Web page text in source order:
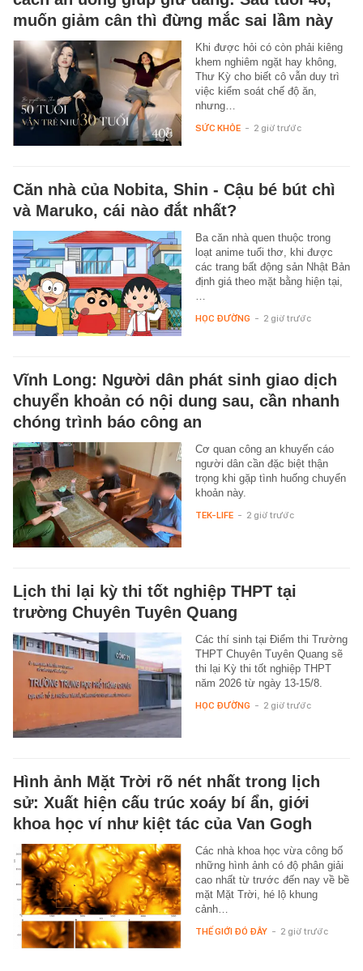
muốn giảm cân thì đừng mắc sai lầm này
Khi được hỏi có còn phải kiêng
khem nghiêm ngặt hay không,
Thư Kỳ cho biết cô vẫn duy trì
việc kiểm soát chế độ ăn,
nhưng…
SỨC KHỎE - 2 giờ trước
Căn nhà của Nobita, Shin - Cậu bé bút chì
và Maruko, cái nào đắt nhất?
Ba căn nhà quen thuộc trong
loạt anime tuổi thơ, khi được
các trang bất động sản Nhật Bản
định giá theo mặt bằng hiện tại,
HỌC ĐƯỜNG - 2 giờ trước
Vĩnh Long: Người dân phát sinh giao dịch
chuyển khoản có nội dung sau, cần nhanh
chóng trình báo công an
Cơ quan công an khuyến cáo
người dân cần đặc biệt thận
trọng khi gặp tình huống chuyển
khoản này.
TEK-LIFE - 2 giờ trước
Lịch thi lại kỳ thi tốt nghiệp THPT tại
trường Chuyên Tuyên Quang
Các thí sinh tại Điểm thi Trường
THPT Chuyên Tuyên Quang sẽ
thi lại Kỳ thi tốt nghiệp THPT
năm 2026 từ ngày 13-15/8.
HỌC ĐƯỜNG - 2 giờ trước
Hình ảnh Mặt Trời rõ nét nhất trong lịch
sử: Xuất hiện cấu trúc xoáy bí ẩn, giới
khoa học ví như kiệt tác của Van Gogh
Các nhà khoa học vừa công bố
những hình ảnh có độ phân giải
cao nhất từ trước đến nay về bề
mặt Mặt Trời, hé lộ khung
cảnh…
THẾ GIỚI ĐÓ ĐÂY - 2 giờ trước